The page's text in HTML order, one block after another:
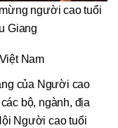
người cao tuổi
Giang
Nam
của Người cao
bộ, ngành, địa
Người cao tuổi